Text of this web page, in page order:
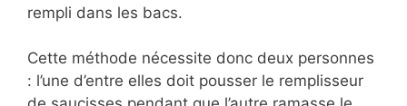
rempli dans les bacs.
Cette méthode nécessite donc deux personnes
: l’une d’entre elles doit pousser le remplisseur